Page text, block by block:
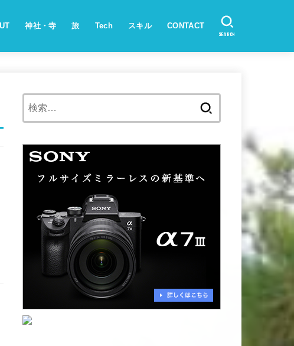
神社・寺 旅 Tech スキル CONTACT
SEARCH